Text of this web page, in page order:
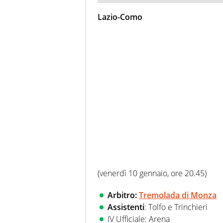
Lazio-Como
(venerdì 10 gennaio, ore 20.45)
Arbitro:Tremolada di Monza
Assistenti: Tolfo e Trinchieri
IV Ufficiale: Arena